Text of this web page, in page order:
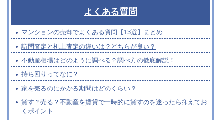
よくある質問
マンションの売却でよくある質問【13選】まとめ
訪問査定と机上査定の違いは？どちらが良い？
不動産相場はどのように調べる？調べ方の徹底解説！
持ち回りってなに？
家を売るのにかかる期間はどのくらい？
貸す？売る？不動産を賃貸で一時的に貸すのを迷ったら抑えてお
くポイント